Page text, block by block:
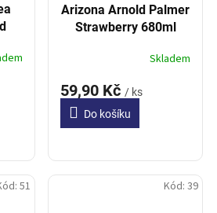
Arizona Arnold Palmer
Strawberry 680ml
Skladem
59,90 Kč / ks
Do košíku
51 Kód: 39